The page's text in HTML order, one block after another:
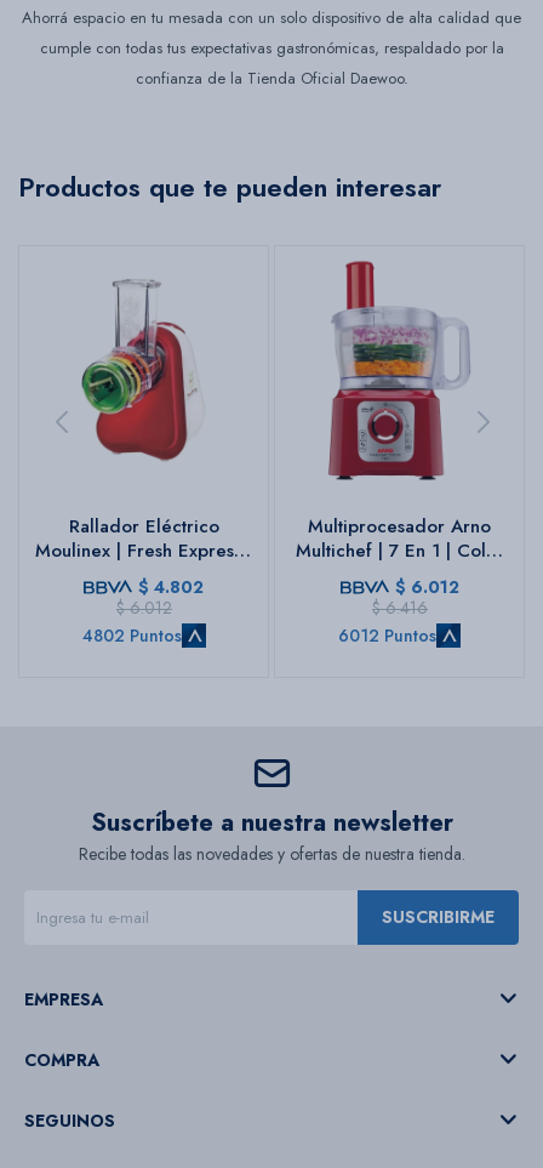
Ahorrá espacio en tu mesada con un solo dispositivo de alta calidad que
cumple con todas tus expectativas gastronómicas, respaldado por la
confianza de la Tienda Oficial Daewoo.
Productos que te pueden interesar
Rallador Eléctrico
Moulinex | Fresh Express |
Francia
$ 4.802
$ 6.012
4802 Puntos
Multiprocesador Arno
Multichef | 7 En 1 | Color
rojo.
$ 6.012
$ 6.416
6012 Puntos
Suscríbete a nuestra newsletter
Recibe todas las novedades y ofertas de nuestra tienda.
SUSCRIBIRME
EMPRESA
COMPRA
SEGUINOS